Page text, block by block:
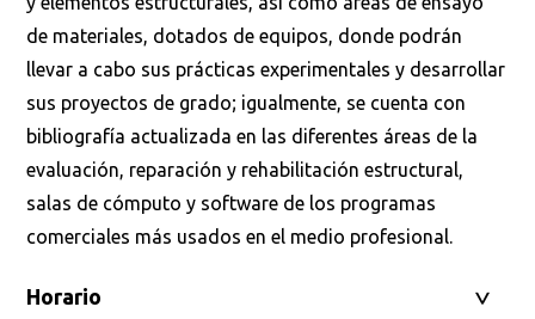
de materiales, dotados de equipos, donde podrán
llevar a cabo sus prácticas experimentales y desarrollar
sus proyectos de grado; igualmente, se cuenta con
bibliografía actualizada en las diferentes áreas de la
evaluación, reparación y rehabilitación estructural,
salas de cómputo y software de los programas
comerciales más usados en el medio profesional.
Horario